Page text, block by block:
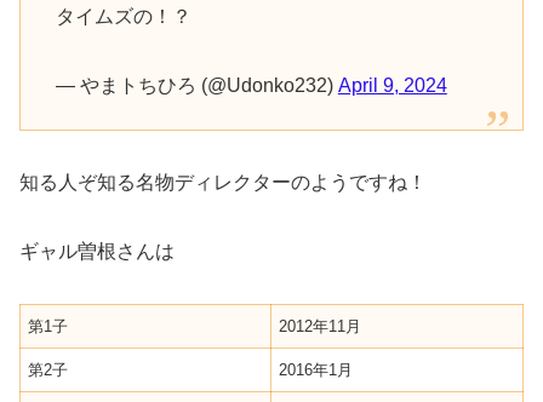
タイムズの！？
— やまトちひろ (@Udonko232) April 9, 2024
知る人ぞ知る名物ディレクターのようですね！
ギャル曽根さんは
第1子 2012年11月
第2子 2016年1月